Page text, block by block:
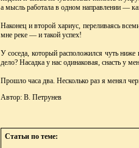
а мысль работала в одном направлении —
Наконец и второй хариус, переливаясь
мне реке — и такой успех!
У соседа, который расположился чуть
дело? Насадка у нас одинаковая, снасть у
Прошло часа два. Несколько раз я менял
Автор: В. Петрунев
Статьи по теме: